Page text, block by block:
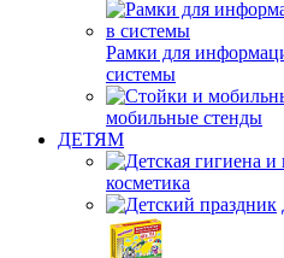
Рамки для
системы
мобильные стенды
ДЕТЯМ
косметика